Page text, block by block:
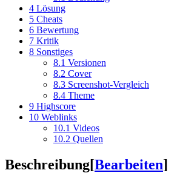
4 Lösung
5 Cheats
6 Bewertung
7 Kritik
8 Sonstiges
8.1 Versionen
8.2 Cover
8.3 Screenshot-Vergleich
8.4 Theme
9 Highscore
10 Weblinks
10.1 Videos
10.2 Quellen
Beschreibung[Bearbeiten]